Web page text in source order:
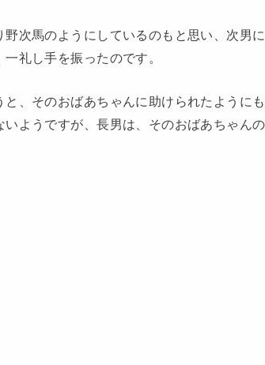
野次馬のようにしているのもと思い、次男
一礼し手を振ったのです。
と、そのおばあちゃんに助けられたように
いようですが、長男は、そのおばあちゃん